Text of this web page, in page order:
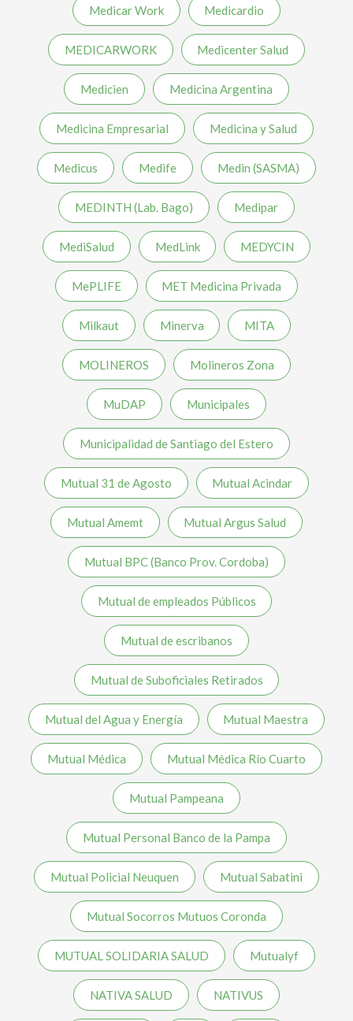
Medicar Work Medicardio
MEDICARWORK Medicenter Salud
Medicien Medicina Argentina
Medicina Empresarial Medicina y Salud
Medicus Medife Medin (SASMA)
MEDINTH (Lab. Bago) Medipar
MediSalud MedLink MEDYCIN
MePLIFE MET Medicina Privada
Milkaut Minerva MITA
MOLINEROS Molineros Zona
MuDAP Municipales
Municipalidad de Santiago del Estero
Mutual 31 de Agosto Mutual Acindar
Mutual Amemt Mutual Argus Salud
Mutual BPC (Banco Prov. Cordoba)
Mutual de empleados Públicos
Mutual de escribanos
Mutual de Suboficiales Retirados
Mutual del Agua y Energía Mutual Maestra
Mutual Médica Mutual Médica Río Cuarto
Mutual Pampeana
Mutual Personal Banco de la Pampa
Mutual Policial Neuquen Mutual Sabatini
Mutual Socorros Mutuos Coronda
MUTUAL SOLIDARIA SALUD Mutualyf
NATIVA SALUD NATIVUS